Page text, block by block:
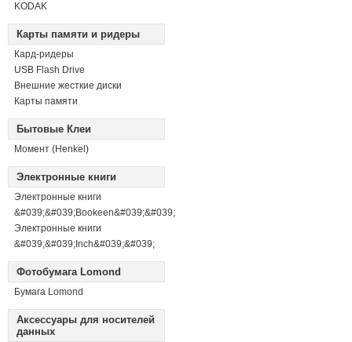
KODAK
Карты памяти и ридеры
Кард-ридеры
USB Flash Drive
Внешние жесткие диски
Карты памяти
Бытовые Клеи
Момент (Henkel)
Электронные книги
Электронные книги
&#039;&#039;Bookeen&#039;&#039;
Электронные книги
&#039;&#039;Inch&#039;&#039;
Фотобумага Lomond
Бумага Lomond
Аксессуары для носителей
данных